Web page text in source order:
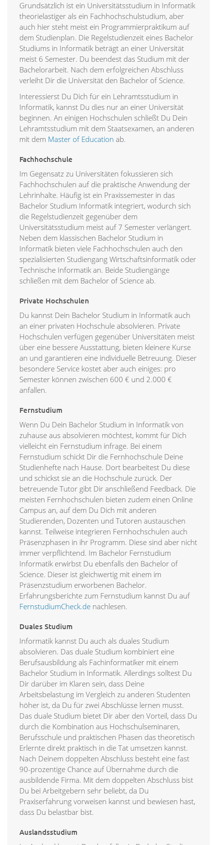
Grundsätzlich ist ein Universitätsstudium in Informatik
theorielastiger als ein Fachhochschulstudium, aber
auch hier steht meist ein Programmierpraktikum auf
dem Studienplan. Die Regelstudienzeit eines Bachelor
Studiums in Informatik beträgt an einer Universität
meist 6 Semester. Du beendest das Studium mit der
Bachelorarbeit. Nach dem erfolgreichen Abschluss
verleiht Dir die Universität den Bachelor of Science.
Interessierst Du Dich für ein Lehramtsstudium in
Informatik, kannst Du dies nur an einer Universität
beginnen. An einigen Hochschulen schließt Du Dein
Lehramtsstudium mit dem Staatsexamen, an anderen
mit dem Master of Education ab.
Fachhochschule
Im Gegensatz zu Universitäten fokussieren sich
Fachhochschulen auf die praktische Anwendung der
Lehrinhalte. Häufig ist ein Praxissemester in das
Bachelor Studium Informatik integriert, wodurch sich
die Regelstudienzeit gegenüber dem
Universitätsstudium meist auf 7 Semester verlängert.
Neben dem klassischen Bachelor Studium in
Informatik bieten viele Fachhochschulen auch den
spezialisierten Studiengang Wirtschaftsinformatik oder
Technische Informatik an. Beide Studiengänge
schließen mit dem Bachelor of Science ab.
Private Hochschulen
Du kannst Dein Bachelor Studium in Informatik auch
an einer privaten Hochschule absolvieren. Private
Hochschulen verfügen gegenüber Universitäten meist
über eine bessere Ausstattung, bieten kleinere Kurse
an und garantieren eine individuelle Betreuung. Dieser
besondere Service kostet aber auch einiges: pro
Semester können zwischen 600 € und 2.000 €
anfallen.
Fernstudium
Wenn Du Dein Bachelor Studium in Informatik von
zuhause aus absolvieren möchtest, kommt für Dich
vielleicht ein Fernstudium infrage. Bei einem
Fernstudium schickt Dir die Fernhochschule Deine
Studienhefte nach Hause. Dort bearbeitest Du diese
und schickst sie an die Hochschule zurück. Der
betreuende Tutor gibt Dir anschließend Feedback. Die
meisten Fernhochschulen bieten zudem einen Online
Campus an, auf dem Du Dich mit anderen
Studierenden, Dozenten und Tutoren austauschen
kannst. Teilweise integrieren Fernhochschulen auch
Präsenzphasen in ihr Programm. Diese sind aber nicht
immer verpflichtend. Im Bachelor Fernstudium
Informatik erwirbst Du ebenfalls den Bachelor of
Science. Dieser ist gleichwertig mit einem im
Präsenzstudium erworbenen Bachelor.
Erfahrungsberichte zum Fernstudium kannst Du auf
FernstudiumCheck.de nachlesen.
Duales Studium
Informatik kannst Du auch als duales Studium
absolvieren. Das duale Studium kombiniert eine
Berufsausbildung als Fachinformatiker mit einem
Bachelor Studium in Informatik. Allerdings solltest Du
Dir darüber im Klaren sein, dass Deine
Arbeitsbelastung im Vergleich zu anderen Studenten
höher ist, da Du für zwei Abschlüsse lernen musst.
Das duale Studium bietet Dir aber den Vorteil, dass Du
durch die Kombination aus Hochschulseminaren,
Berufsschule und praktischen Phasen das theoretisch
Erlernte direkt praktisch in die Tat umsetzen kannst.
Nach Deinem doppelten Abschluss besteht eine fast
90-prozentige Chance auf Übernahme durch die
ausbildende Firma. Mit dem doppelten Abschluss bist
Du bei Arbeitgebern sehr beliebt, da Du
Praxiserfahrung vorweisen kannst und bewiesen hast,
dass Du belastbar bist.
Auslandsstudium